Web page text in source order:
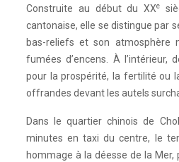
Construite au début du XXe
cantonaise, elle se distingue par
bas-reliefs et son atmosphère
fumées d’encens. À l’intérieur,
pour la prospérité, la fertilité ou
offrandes devant les autels
Dans le quartier chinois de
minutes en taxi du centre, le
hommage à la déesse de la